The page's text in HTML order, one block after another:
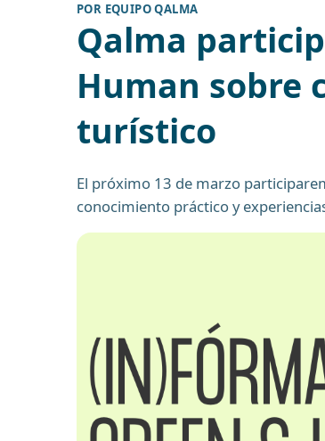
POR EQUIPO QALMA
Qalma
Human sobre
turístico
El próximo 13 de marzo
conocimiento práctico y